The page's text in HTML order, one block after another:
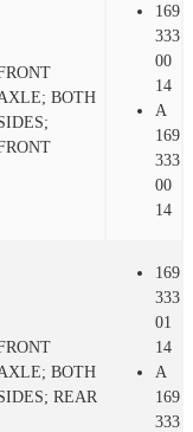
BOTH
169
333
00
14
A
169
333
00
14
BOTH
REAR
169
333
01
14
A
169
333